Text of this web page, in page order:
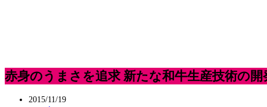
赤身のうまさを追求 新たな和牛生産技術の開
2015/11/19